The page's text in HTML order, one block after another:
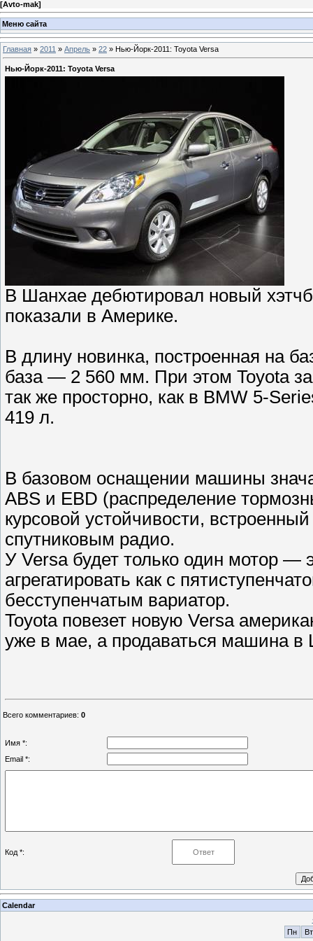
[Avto-mak]
Меню сайта
Главная » 2011 » Апрель » 22 » Нью-Йорк-2011: Toyota Versa
Нью-Йорк-2011: Toyota Versa
В Шанхае дебютировал новый
показали в Америке.
В длину новинка, построенная на
база — 2 560 мм. При этом Toyota
так же просторно, как в BMW 5-
419 л.
В базовом оснащении машины
ABS и EBD (распределение
курсовой устойчивости,
спутниковым радио.
У Versa будет только один мотор —
агрегатировать как с
бесступенчатым вариатор.
Toyota повезет новую Versa
уже в мае, а продаваться машина в
Всего комментариев: 0
Имя *:
Email *:
Код *:
Calendar
Пн
Вт